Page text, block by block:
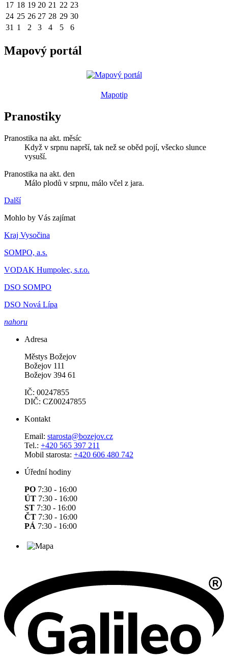
17 18 19 20 21 22 23
24 25 26 27 28 29 30
31 1 2 3 4 5 6
Mapový portál
Mapotip
Pranostiky
Pranostika na akt. měsíc
Když v srpnu naprší, tak než se oběd pojí, všecko slunce
vysuší.
Pranostika na akt. den
Málo plodů v srpnu, málo včel z jara.
Další
Mohlo by Vás zajímat
Kraj Vysočina
SOMPO, a.s.
VODAK Humpolec, s.r.o.
DSO SOMPO
DSO Nová Lípa
nahoru
Adresa
Městys Božejov
Božejov 111
Božejov 394 61
IČ: 00247855
DIČ: CZ00247855
Kontakt
Email: starosta@bozejov.cz
Tel.: +420 565 397 211
Mobil starosta: +420 606 480 742
Úřední hodiny
PO 7:30 - 16:00
ÚT 7:30 - 16:00
ST 7:30 - 16:00
ČT 7:30 - 16:00
PÁ 7:30 - 16:00